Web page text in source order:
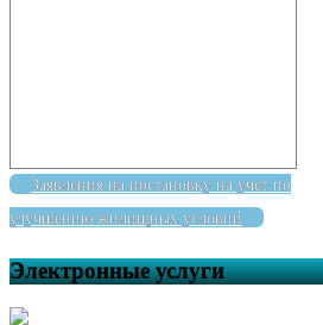
Заявления на постановку на учет по
улучшению жилищных условий
Электронные услуги